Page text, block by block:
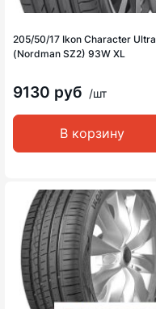
205/50/17 Ikon Character Ultra
(Nordman SZ2) 93W XL
9130 руб /шт
В корзину